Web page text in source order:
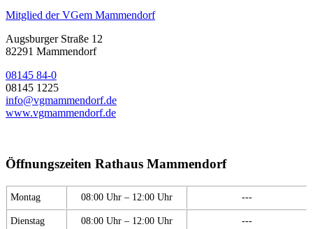
Mitglied der VGem Mammendorf
Augsburger Straße 12
82291 Mammendorf
08145 84-0
08145 1225
info@vgmammendorf.de
www.vgmammendorf.de
Öffnungszeiten Rathaus Mammendorf
Montag 08:00 Uhr – 12:00 Uhr ---
Dienstag 08:00 Uhr – 12:00 Uhr ---